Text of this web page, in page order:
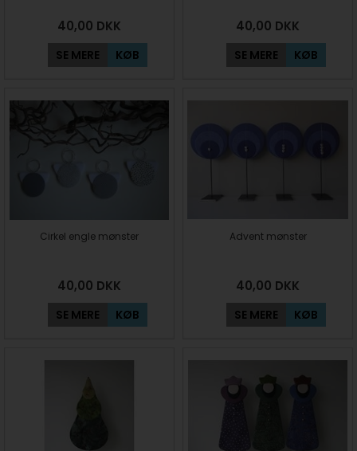
40,00 DKK
SE MERE KØB
40,00 DKK
SE MERE KØB
Cirkel engle mønster
40,00 DKK
SE MERE KØB
Advent mønster
40,00 DKK
SE MERE KØB